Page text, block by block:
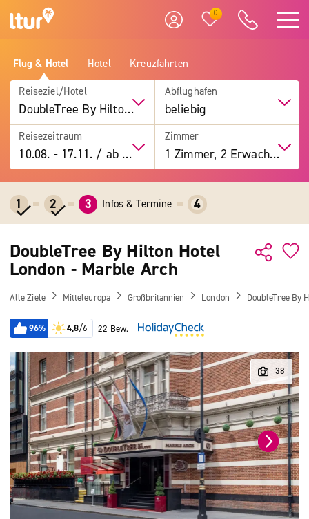
0
Flug & Hotel Hotel Kreuzfahrten
Reiseziel/Hotel
DoubleTree By Hilton Hotel London - Marble Arch
Abflughafen
beliebig
Reisezeitraum
10.08. -17.11. / ab 7 Tage
Zimmer
1 Zimmer, 2 Erwachsene
1 2 3 Infos & Termine 4
DoubleTree By Hilton Hotel
London - Marble Arch
Alle Ziele Mitteleuropa Großbritannien London DoubleTree By
96% 4,8/6 22 Bew.